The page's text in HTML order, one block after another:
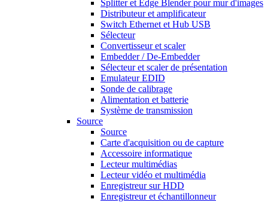
Splitter et Edge Blender pour mur d'images
Distributeur et amplificateur
Switch Ethernet et Hub USB
Sélecteur
Convertisseur et scaler
Embedder / De-Embedder
Sélecteur et scaler de présentation
Emulateur EDID
Sonde de calibrage
Alimentation et batterie
Système de transmission
Source
Source
Carte d'acquisition ou de capture
Accessoire informatique
Lecteur multimédias
Lecteur vidéo et multimédia
Enregistreur sur HDD
Enregistreur et échantillonneur